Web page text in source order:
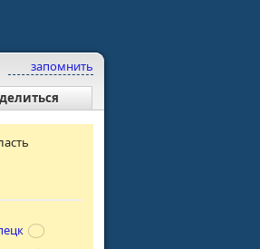
запомнить